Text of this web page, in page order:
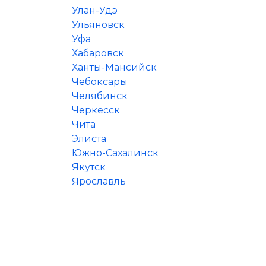
Улан-Удэ
Ульяновск
Уфа
Хабаровск
Ханты-Мансийск
Чебоксары
Челябинск
Черкесск
Чита
Элиста
Южно-Сахалинск
Якутск
Ярославль